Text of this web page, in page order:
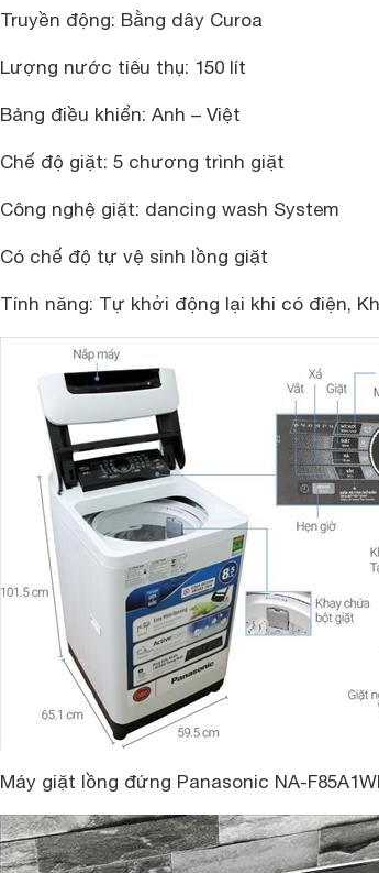
Truyền động: Bằng dây Curoa
Lượng nước tiêu thụ: 150 lít
Bảng điều khiển: Anh – Việt
Chế độ giặt: 5 chương trình giặt
Công nghệ giặt: dancing wash System
Có chế độ tự vệ sinh lồng giặt
Tính năng: Tự khởi động lại khi có điện,
Máy giặt lồng đứng Panasonic NA-